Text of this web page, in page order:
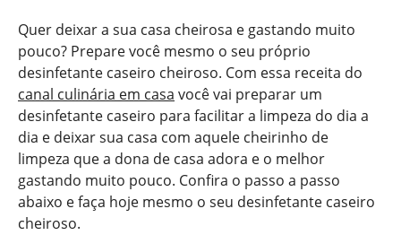
Quer deixar a sua casa cheirosa e gastando muito
pouco? Prepare você mesmo o seu próprio
desinfetante caseiro cheiroso. Com essa receita do
canal culinária em casa você vai preparar um
desinfetante caseiro para facilitar a limpeza do dia a
dia e deixar sua casa com aquele cheirinho de
limpeza que a dona de casa adora e o melhor
gastando muito pouco. Confira o passo a passo
abaixo e faça hoje mesmo o seu desinfetante caseiro
cheiroso.